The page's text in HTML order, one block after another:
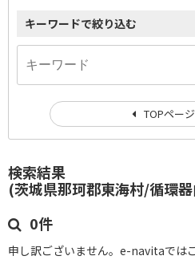
検索結果
(茨城県那珂郡東海村/循環器
0件
申し訳ございません。e-navitaでは
キーワードで絞り込む
TOPペー